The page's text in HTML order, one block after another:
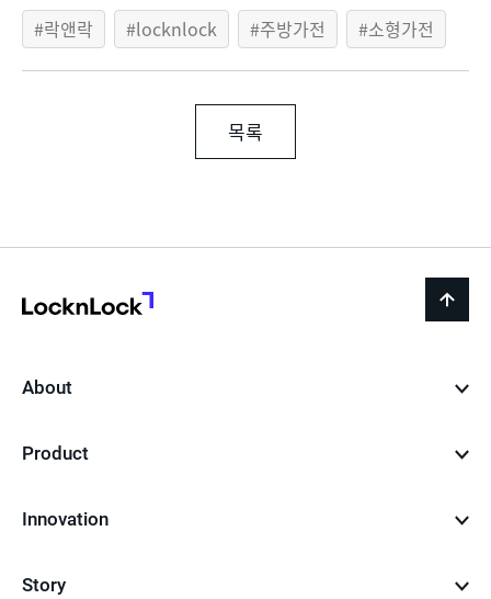
락앤락 locknlock 주방가전 소형가전
목록
back
About
Product
Innovation
Story